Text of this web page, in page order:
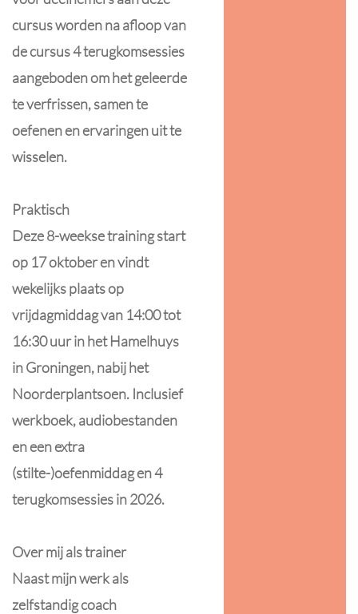
cursus worden na afloop van
de cursus 4 terugkomsessies
aangeboden om het geleerde
te verfrissen, samen te
oefenen en ervaringen uit te
wisselen.
Praktisch
Deze 8-weekse training start
op 17 oktober en vindt
wekelijks plaats op
vrijdagmiddag van 14:00 tot
16:30 uur in het Hamelhuys
in Groningen, nabij het
Noorderplantsoen. Inclusief
werkboek, audiobestanden
en een extra
(stilte-)oefenmiddag en 4
terugkomsessies in 2026.
Over mij als trainer
Naast mijn werk als
zelfstandig coach